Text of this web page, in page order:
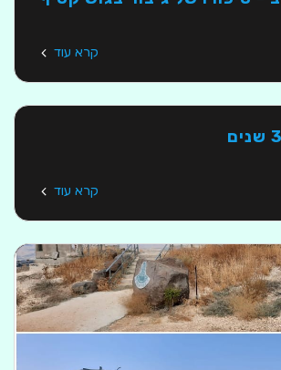
קרא עוד
קרא עוד